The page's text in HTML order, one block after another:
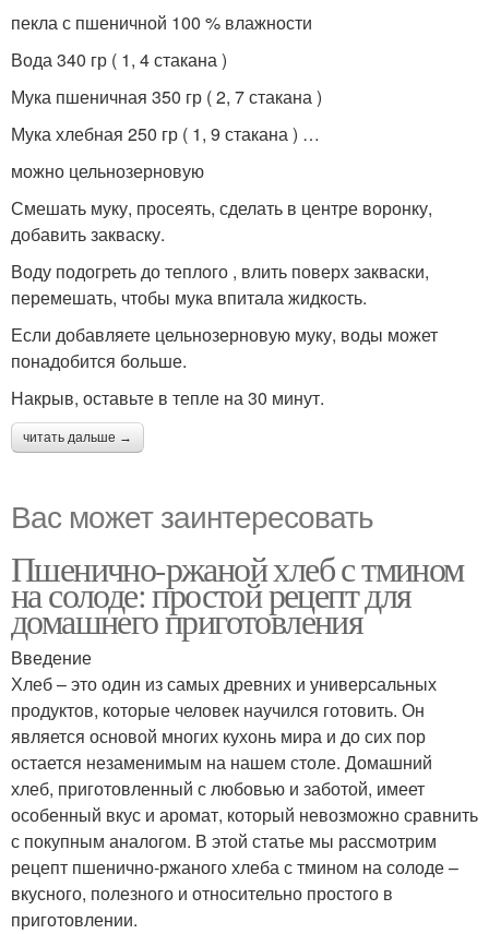
пекла с пшеничной 100 % влажности
Вода 340 гр ( 1, 4 стакана )
Мука пшеничная 350 гр ( 2, 7 стакана )
Мука хлебная 250 гр ( 1, 9 стакана ) …
можно цельнозерновую
Смешать муку, просеять, сделать в центре воронку,
добавить закваску.
Воду подогреть до теплого , влить поверх закваски,
перемешать, чтобы мука впитала жидкость.
Если добавляете цельнозерновую муку, воды может
понадобится больше.
Накрыв, оставьте в тепле на 30 минут.
читать дальше →
Вас может заинтересовать
Пшенично-ржаной хлеб с тмином
на солоде: простой рецепт для
домашнего приготовления
Введение
Хлеб – это один из самых древних и универсальных
продуктов, которые человек научился готовить. Он
является основой многих кухонь мира и до сих пор
остается незаменимым на нашем столе. Домашний
хлеб, приготовленный с любовью и заботой, имеет
особенный вкус и аромат, который невозможно сравнить
с покупным аналогом. В этой статье мы рассмотрим
рецепт пшенично-ржаного хлеба с тмином на солоде –
вкусного, полезного и относительно простого в
приготовлении.